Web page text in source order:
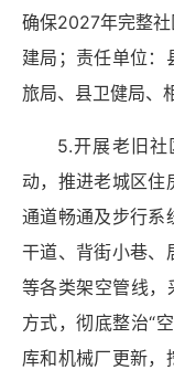
确保2027年完整
建局；责任单位：
旅局、县卫健局、
5.开展老旧
动，推进老城区住
通道畅通及步行系
干道、背街小巷、
等各类架空管线，
方式，彻底整治“
库和机械厂更新，